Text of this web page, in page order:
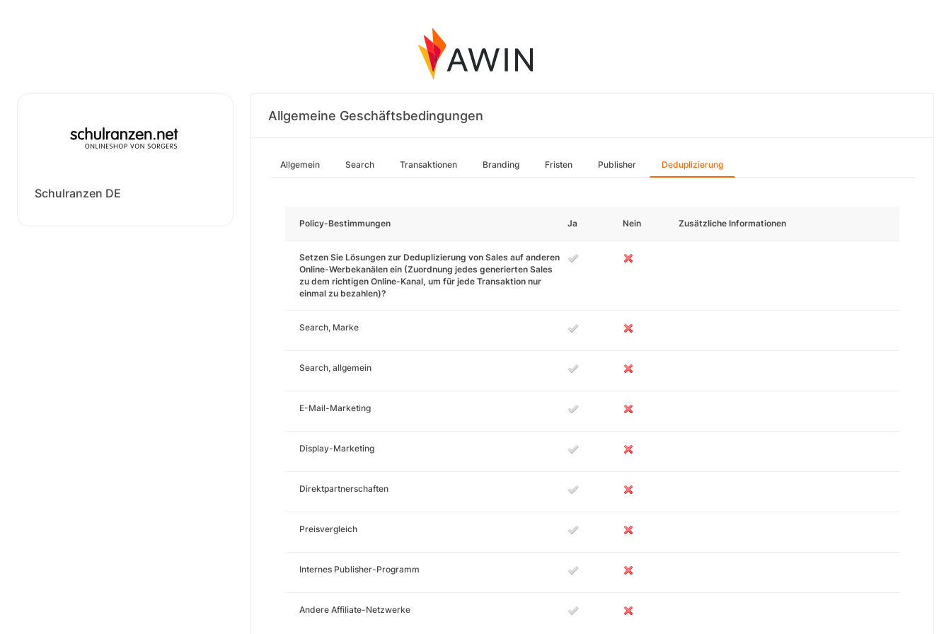
Schulranzen DE
Allgemeine Geschäftsbedingungen
Allgemein Search Transaktionen Branding Fristen Publisher Deduplizierung
Policy-Bestimmungen Ja Nein Zusätzliche Informationen
Setzen Sie Lösungen zur Deduplizierung von Sales auf anderen
Online-Werbekanälen ein (Zuordnung jedes generierten Sales
zu dem richtigen Online-Kanal, um für jede Transaktion nur
einmal zu bezahlen)?
Search, Marke
Search, allgemein
E-Mail-Marketing
Display-Marketing
Direktpartnerschaften
Preisvergleich
Internes Publisher-Programm
Andere Affiliate-Netzwerke